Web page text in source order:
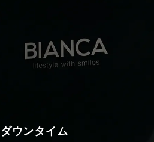
ダウンタイム